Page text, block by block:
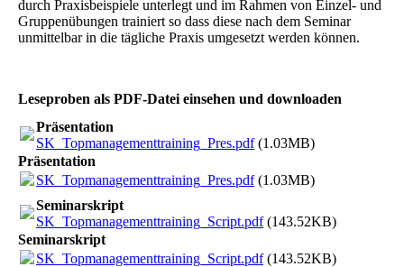
durch Praxisbeispiele unterlegt und im Rahmen von Einzel- und
Gruppenübungen trainiert so dass diese nach dem Seminar
unmittelbar in die tägliche Praxis umgesetzt werden können.
Leseproben als PDF-Datei einsehen und downloaden
Präsentation
SK_Topmanagementtraining_Pres.pdf(1.03MB)
Präsentation
SK_Topmanagementtraining_Pres.pdf(1.03MB)
Seminarskript
SK_Topmanagementtraining_Script.pdf(143.52KB)
Seminarskript
SK_Topmanagementtraining_Script.pdf(143.52KB)